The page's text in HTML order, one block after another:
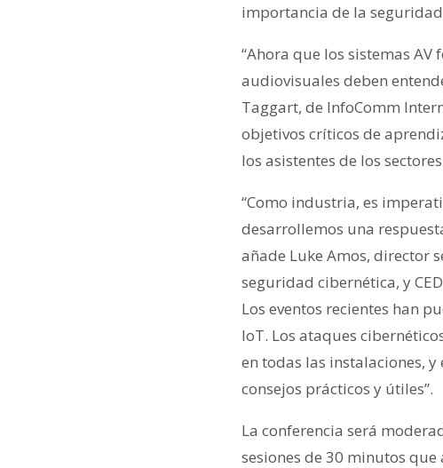
importancia de la
“Ahora que los sistemas
audiovisuales deben
Taggart, de InfoComm
objetivos críticos de
los asistentes de los
“Como industria, es
desarrollemos una
añade Luke Amos, director
seguridad cibernética, y
Los eventos recientes han
IoT. Los ataques
en todas las instalaciones,
consejos prácticos y útiles”.
La conferencia será
sesiones de 30 minutos